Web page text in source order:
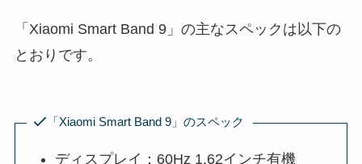
「Xiaomi Smart Band 9」の主なスペックは以下の
とおりです。
「Xiaomi Smart Band 9」のスペック
ディスプレイ：60Hz 1.62インチ有機